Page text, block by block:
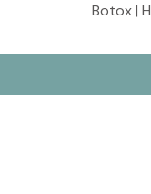
Botox |